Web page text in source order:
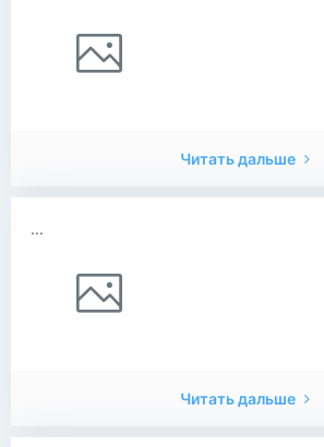
Читать дальше
...
Читать дальше